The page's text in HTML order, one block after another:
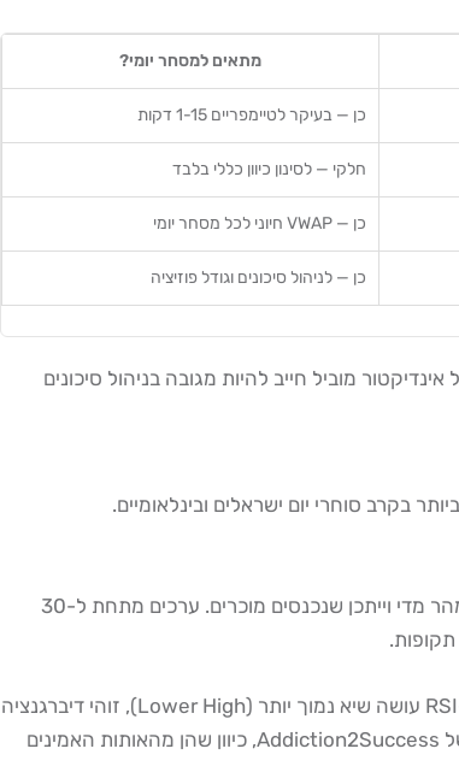
מתאים למסחר יומי?
כן — בעיקר לטיימפריים 1-15 דקות
חלקי — לסינון כיוון כללי בלבד
כן — VWAP חיוני לכל מסחר יומי
כן — לניהול סיכונים וגודל פוזיציה
מוביל חייב להיות מגובה בניהול סיכונים
ה-RSI (Relative Strength Index) הוא מתנד שנע בין 0 ל-100. ערכים מעל 70 מעידים על קניית יתר (Overbought) — כלומר, המחיר עלה מהר מדי וייתכן שנכנסים מוכרים. ערכים מתחת ל-30
בין ה-RSI למחיר: כאשר המחיר עושה שיא גבוה יותר (Higher High) אך ה-RSI עושה שיא נמוך יותר (Lower High), זוהי דיברגנציה
דובית — אות לכניסת מוכרים. ההפך נכון לאות שורי. מאור גנימה מלמד זיהוי דיברגנציות ב-RSI כחלק מהכלים הבסיסיים בתכנית ה-Roadmap של Addiction2Success, כיוון שהן מהאותות האמינים